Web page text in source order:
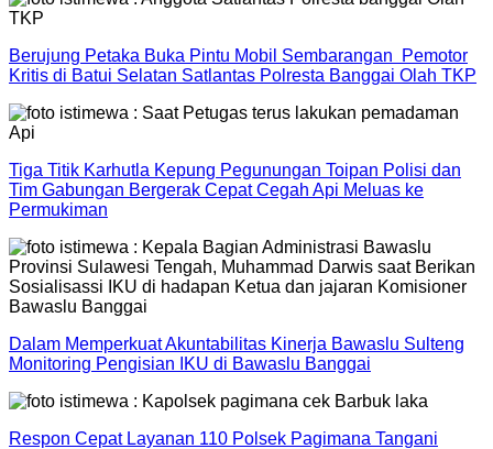
Berujung Petaka Buka Pintu Mobil Sembarangan Pemotor
Kritis di Batui Selatan Satlantas Polresta Banggai Olah TKP
Tiga Titik Karhutla Kepung Pegunungan Toipan Polisi dan
Tim Gabungan Bergerak Cepat Cegah Api Meluas ke
Permukiman
Dalam Memperkuat Akuntabilitas Kinerja Bawaslu Sulteng
Monitoring Pengisian IKU di Bawaslu Banggai
Respon Cepat Layanan 110 Polsek Pagimana Tangani